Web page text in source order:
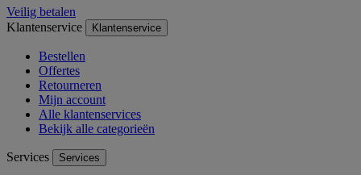
Veilig betalen
Klantenservice
Klantenservice
Bestellen
Offertes
Retourneren
Mijn account
Alle klantenservices
Bekijk alle categorieën
Services Services